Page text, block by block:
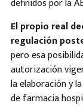
definidos por la
El propio real
regulación
pero esa
autorización
la elaboración y
de farmacia